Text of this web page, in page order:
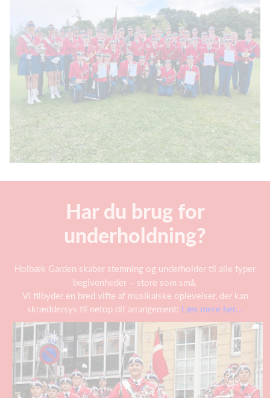
Har du brug for
underholdning?
Holbæk Garden skaber stemning og underholder til alle typer
begivenheder – store som små.
Vi tilbyder en bred vifte af musikalske oplevelser, der kan
skræddersys til netop dit arrangement: Læs mere her...